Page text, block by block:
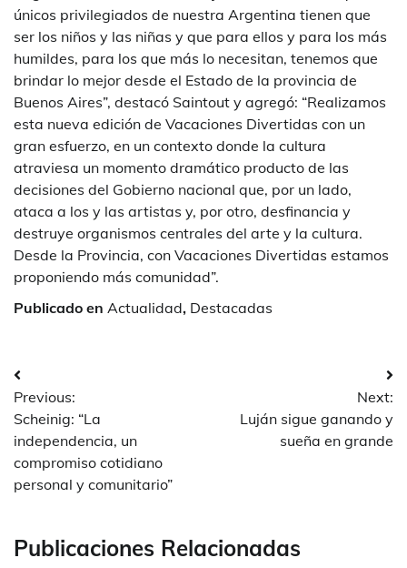
únicos privilegiados de nuestra Argentina tienen que
ser los niños y las niñas y que para ellos y para los más
humildes, para los que más lo necesitan, tenemos que
brindar lo mejor desde el Estado de la provincia de
Buenos Aires”, destacó Saintout y agregó: “Realizamos
esta nueva edición de Vacaciones Divertidas con un
gran esfuerzo, en un contexto donde la cultura
atraviesa un momento dramático producto de las
decisiones del Gobierno nacional que, por un lado,
ataca a los y las artistas y, por otro, desfinancia y
destruye organismos centrales del arte y la cultura.
Desde la Provincia, con Vacaciones Divertidas estamos
proponiendo más comunidad”.
Publicado en Actualidad, Destacadas
Navegación
de
entradas
Previous:
Scheinig: “La
independencia, un
compromiso cotidiano
personal y comunitario”
Next:
Luján sigue ganando y
sueña en grande
Publicaciones Relacionadas